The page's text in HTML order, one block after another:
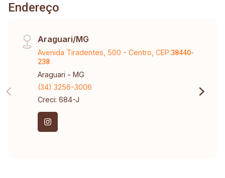
Endereço
Araguari/MG
Avenida Tiradentes, 500 - Centro, CEP:38440-
238
Araguari - MG
(34) 3256-3006
Creci: 684-J